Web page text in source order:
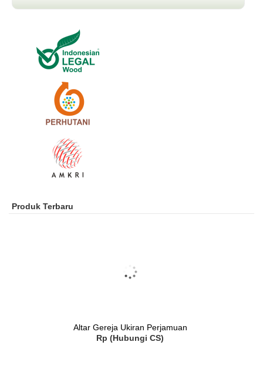
Produk Terbaru
Altar Gereja Ukiran Perjamuan
Rp (Hubungi CS)